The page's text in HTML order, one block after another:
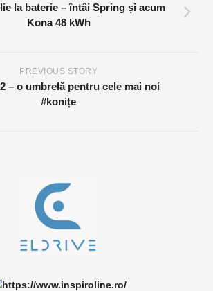
la baterie – întâi Spring și acum
Kona 48 kWh
PREVIOUS STORY
– o umbrelă pentru cele mai noi
#konițe